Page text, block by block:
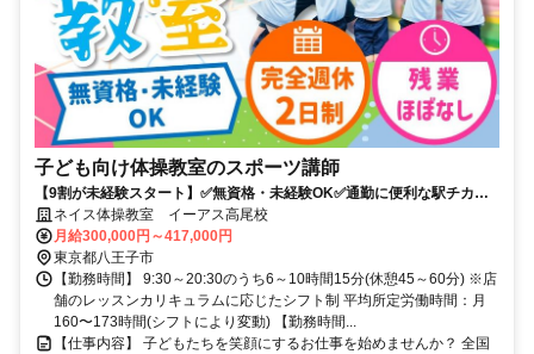
子ども向け体操教室のスポーツ講師
【9割が未経験スタート】✅️無資格・未経験OK✅️通勤に便利な駅チカ✅️
充実のサポートで安心して始められます！
ネイス体操教室 イーアス高尾校
月給300,000円～417,000円
東京都八王子市
【勤務時間】 9:30～20:30のうち6～10時間15分(休憩45～60分) ※店
舗のレッスンカリキュラムに応じたシフト制 平均所定労働時間：月
160〜173時間(シフトにより変動) 【勤務時間...
【仕事内容】 子どもたちを笑顔にするお仕事を始めませんか？ 全国